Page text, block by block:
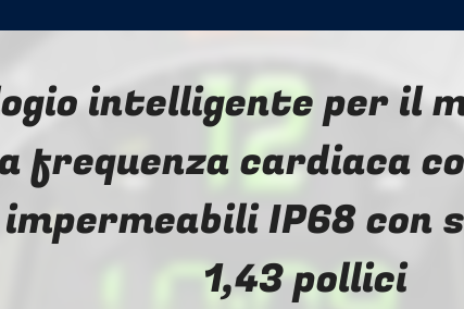
intelligente per il
frequenza cardiaca
IP68 con
1,43 pollici